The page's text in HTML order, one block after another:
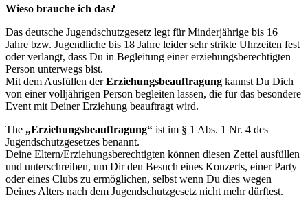
Wieso brauche ich das?
Das deutsche Jugendschutzgesetz legt für Minderjährige bis 16
Jahre bzw. Jugendliche bis 18 Jahre leider sehr strikte Uhrzeiten fest
oder verlangt, dass Du in Begleitung einer erziehungsberechtigten
Person unterwegs bist.
Mit dem Ausfüllen derErziehungsbeauftragung kannst Du Dich
von einer volljährigen Person begleiten lassen, die für das besondere
Event mit Deiner Erziehung beauftragt wird.
The „Erziehungsbeauftragung“ ist im § 1 Abs. 1 Nr. 4 des
Jugendschutzgesetzes benannt.
Deine Eltern/Erziehungsberechtigten können diesen Zettel ausfüllen
und unterschreiben, um Dir den Besuch eines Konzerts, einer Party
oder eines Clubs zu ermöglichen, selbst wenn Du dies wegen
Deines Alters nach dem Jugendschutzgesetz nicht mehr dürftest.